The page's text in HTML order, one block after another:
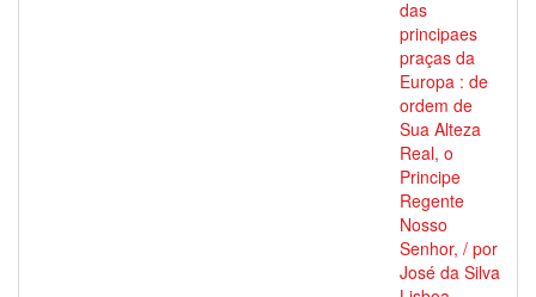
das
principaes
praças da
Europa : de
ordem de
Sua Alteza
Real, o
Principe
Regente
Nosso
Senhor, / por
José da Silva